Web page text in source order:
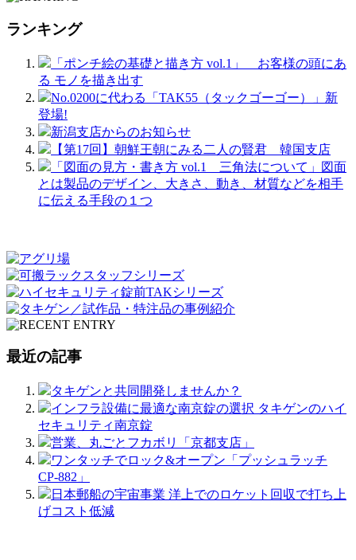
ランキング
「ポンチ絵の基礎と描き方 vol.1」 お客様の頭にあ
る モノを描き出す
No.0200に代わる「TAK55（タックゴーゴー）」新
登場!
新潟支店からのお知らせ
【第17回】朝鮮王朝にみる二人の賢君 韓国支店
「図面の見方・書き方 vol.1 三角法について」図面
とは製品のデザイン、大きさ、動き、材質などを相手
に伝える手段の１つ
最近の記事
タキゲンと共同開発しませんか？
インフラ設備に最適な南京錠の選択 タキゲンのハイ
セキュリティ南京錠
営業、丸ごとフカボリ「京都支店」
ワンタッチでロック&オープン「プッシュラッチ
CP-882」
日本郵船の宇宙事業 洋上でのロケット回収で打ち上
げコスト低減